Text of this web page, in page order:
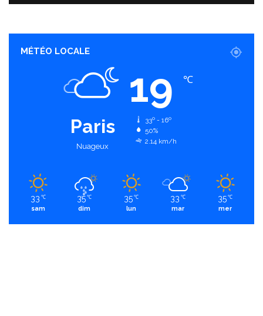
MÉTÉO LOCALE
Paris
Nuageux
19 ℃
33º - 16º
50%
2.14 km/h
33 ℃
sam
35 ℃
dim
35 ℃
lun
33 ℃
mar
35 ℃
mer